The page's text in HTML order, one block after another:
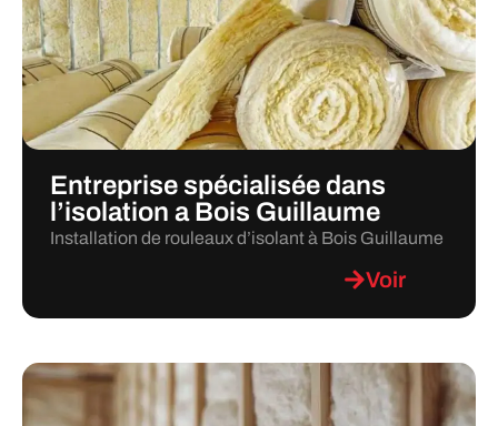
Entreprise spécialisée dans
l’isolation a Bois Guillaume
Installation de rouleaux d’isolant à Bois Guillaume
Voir